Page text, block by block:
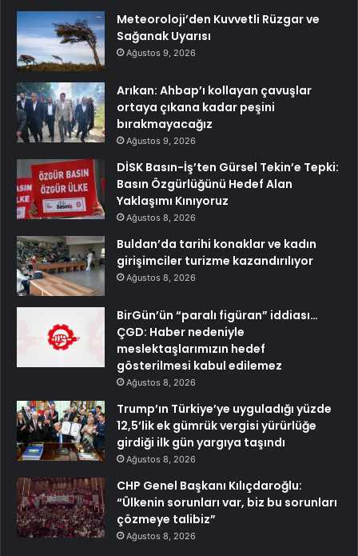
Meteoroloji’den Kuvvetli Rüzgar ve
Sağanak Uyarısı
Ağustos 9, 2026
Arıkan: Ahbap’ı kollayan çavuşlar
ortaya çıkana kadar peşini
bırakmayacağız
Ağustos 9, 2026
DİSK Basın-İş’ten Gürsel Tekin’e Tepki:
Basın Özgürlüğünü Hedef Alan
Yaklaşımı Kınıyoruz
Ağustos 8, 2026
Buldan’da tarihi konaklar ve kadın
girişimciler turizme kazandırılıyor
Ağustos 8, 2026
BirGün’ün “paralı figüran” iddiası…
ÇGD: Haber nedeniyle
meslektaşlarımızın hedef
gösterilmesi kabul edilemez
Ağustos 8, 2026
Trump’ın Türkiye’ye uyguladığı yüzde
12,5’lik ek gümrük vergisi yürürlüğe
girdiği ilk gün yargıya taşındı
Ağustos 8, 2026
CHP Genel Başkanı Kılıçdaroğlu:
“Ülkenin sorunları var, biz bu sorunları
çözmeye talibiz”
Ağustos 8, 2026